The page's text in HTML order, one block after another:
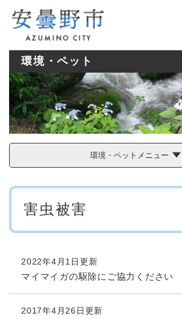
メニューを飛ばして本文へ
環境・ペット
環境・ペットメニュー
本
害虫被害
2022年4月1日更新
マイマイガの駆除にご協力ください
2017年4月26日更新